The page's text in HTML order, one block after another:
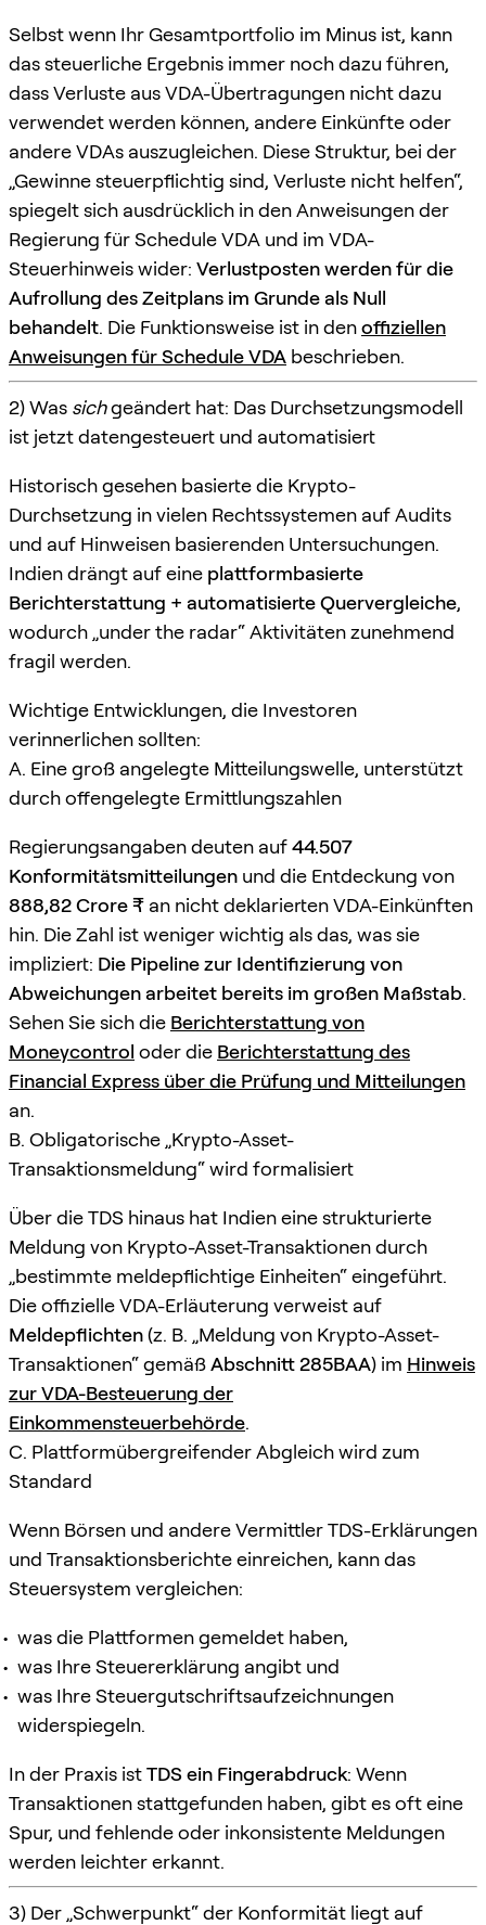
Selbst wenn Ihr Gesamtportfolio im Minus ist, kann
das steuerliche Ergebnis immer noch dazu führen,
dass Verluste aus VDA-Übertragungen nicht dazu
verwendet werden können, andere Einkünfte oder
andere VDAs auszugleichen. Diese Struktur, bei der
„Gewinne steuerpflichtig sind, Verluste nicht helfen“,
spiegelt sich ausdrücklich in den Anweisungen der
Regierung für Schedule VDA und im VDA-
Steuerhinweis wider: Verlustposten werden für die
Aufrollung des Zeitplans im Grunde als Null
behandelt. Die Funktionsweise ist in denoffiziellen
Anweisungen für Schedule VDA beschrieben.
2) Was sichgeändert hat: Das Durchsetzungsmodell
ist jetzt datengesteuert und automatisiert
Historisch gesehen basierte die Krypto-
Durchsetzung in vielen Rechtssystemen auf Audits
und auf Hinweisen basierenden Untersuchungen.
Indien drängt auf eine plattformbasierte
Berichterstattung + automatisierte Quervergleiche,
wodurch „under the radar“ Aktivitäten zunehmend
fragil werden.
Wichtige Entwicklungen, die Investoren
verinnerlichen sollten:
A. Eine groß angelegte Mitteilungswelle, unterstützt
durch offengelegte Ermittlungszahlen
Regierungsangaben deuten auf44.507
Konformitätsmitteilungen und die Entdeckung von
888,82 Crore ₹ an nicht deklarierten VDA-Einkünften
hin. Die Zahl ist weniger wichtig als das, was sie
impliziert: Die Pipeline zur Identifizierung von
Abweichungen arbeitet bereits im großen Maßstab.
Sehen Sie sich die Berichterstattung von
Moneycontrol oder die Berichterstattung des
Financial Express über die Prüfung und Mitteilungen
an.
B. Obligatorische „Krypto-Asset-
Transaktionsmeldung“ wird formalisiert
Über die TDS hinaus hat Indien eine strukturierte
Meldung von Krypto-Asset-Transaktionen durch
„bestimmte meldepflichtige Einheiten“ eingeführt.
Die offizielle VDA-Erläuterung verweist auf
Meldepflichten(z. B. „Meldung von Krypto-Asset-
Transaktionen“ gemäßAbschnitt 285BAA) im Hinweis
zur VDA-Besteuerung der
Einkommensteuerbehörde.
C. Plattformübergreifender Abgleich wird zum
Standard
Wenn Börsen und andere Vermittler TDS-Erklärungen
und Transaktionsberichte einreichen, kann das
Steuersystem vergleichen:
was die Plattformen gemeldet haben,
was Ihre Steuererklärung angibt und
was Ihre Steuergutschriftsaufzeichnungen
widerspiegeln.
In der Praxis istTDS ein Fingerabdruck: Wenn
Transaktionen stattgefunden haben, gibt es oft eine
Spur, und fehlende oder inkonsistente Meldungen
werden leichter erkannt.
3) Der „Schwerpunkt“ der Konformität liegt auf